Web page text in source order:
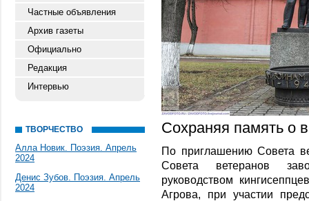
Частные объявления
Архив газеты
Официально
Редакция
Интервью
ТВОРЧЕСТВО
Алла Новик. Поэзия. Апрель
2024
Денис Зубов. Поэзия. Апрель
2024
Сохраняя память о
По приглашению Совета
Совета ветеранов
руководством
Агрова, при участии